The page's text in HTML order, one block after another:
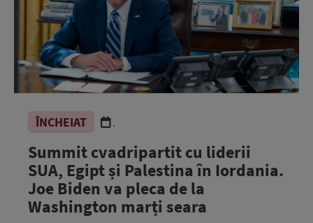
ÎNCHEIAT .
Summit cvadripartit cu liderii
SUA, Egipt și Palestina în Iordania.
Joe Biden va pleca de la
Washington marți seara